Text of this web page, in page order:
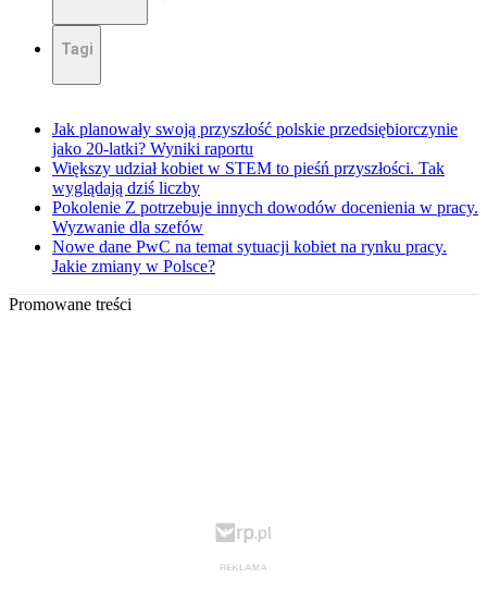
Tagi
Jak planowały swoją przyszłość polskie przedsiębiorczynie
jako 20-latki? Wyniki raportu
Większy udział kobiet w STEM to pieśń przyszłości. Tak
wyglądają dziś liczby
Pokolenie Z potrzebuje innych dowodów docenienia w pracy.
Wyzwanie dla szefów
Nowe dane PwC na temat sytuacji kobiet na rynku pracy.
Jakie zmiany w Polsce?
Promowane treści